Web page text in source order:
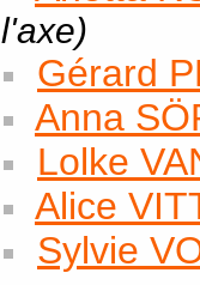
l'axe)
Gérard
Anna
Lolke
Alice
Sylvie